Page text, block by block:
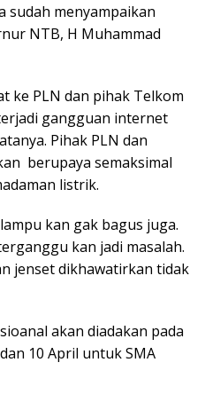
sudah menyampaikan
NTB, H Muhammad
ke PLN dan pihak Telkom
gangguan internet
Pihak PLN dan
berupaya semaksimal
listrik.
kan gak bagus juga.
kan jadi masalah.
jenset dikhawatirkan tidak
akan diadakan pada
10 April untuk SMA